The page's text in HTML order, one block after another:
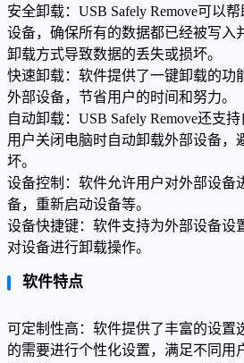
安全卸载：USB Safely Remove可以
设备，确保所有的数据都已经被写入
卸载方式导致数据的丢失或损坏。
快速卸载：软件提供了一键卸载的功
外部设备，节省用户的时间和努力。
自动卸载：USB Safely Remove还支
用户关闭电脑时自动卸载外部设备，
坏。
设备控制：软件允许用户对外部设备
备，重新启动设备等。
设备快捷键：软件支持为外部设备设
对设备进行卸载操作。
软件特点
可定制性高：软件提供了丰富的设置
的需要进行个性化设置，满足不同用